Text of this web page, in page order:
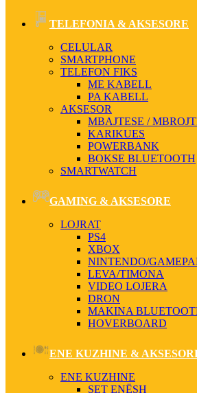
TELEFONIA & AKSESORE
CELULAR
SMARTPHONE
TELEFON FIKS
ME KABELL
PA KABELL
AKSESOR
MBAJTESE /
KARIKUES
POWERBANK
BOKSE BLUETOOTH
SMARTWATCH
GAMING & AKSESORE
LOJRAT
PS4
XBOX
NINTENDO/
LEVA/TIMONA
VIDEO LOJERA
DRON
MAKINA
HOVERBOARD
ENE KUZHINE &
ENE KUZHINE
SET ENËSH